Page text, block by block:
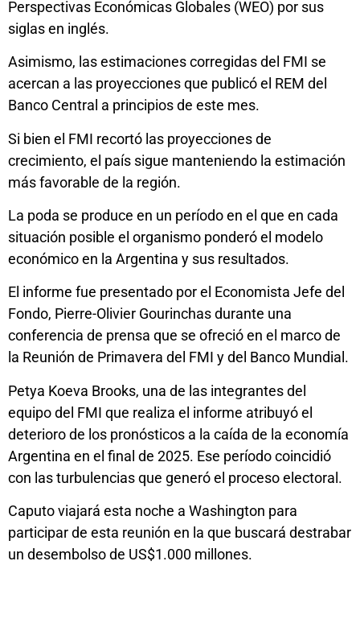
Perspectivas Económicas Globales (WEO) por sus
siglas en inglés.
Asimismo, las estimaciones corregidas del FMI se
acercan a las proyecciones que publicó el REM del
Banco Central a principios de este mes.
Si bien el FMI recortó las proyecciones de
crecimiento, el país sigue manteniendo la estimación
más favorable de la región.
La poda se produce en un período en el que en cada
situación posible el organismo ponderó el modelo
económico en la Argentina y sus resultados.
El informe fue presentado por el Economista Jefe del
Fondo, Pierre-Olivier Gourinchas durante una
conferencia de prensa que se ofreció en el marco de
la Reunión de Primavera del FMI y del Banco Mundial.
Petya Koeva Brooks, una de las integrantes del
equipo del FMI que realiza el informe atribuyó el
deterioro de los pronósticos a la caída de la economía
Argentina en el final de 2025. Ese período coincidió
con las turbulencias que generó el proceso electoral.
Caputo viajará esta noche a Washington para
participar de esta reunión en la que buscará destrabar
un desembolso de US$1.000 millones.